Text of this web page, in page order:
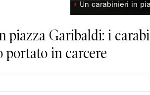
◗ Un carabinieri in
piazza Garibaldi: i
portato in carcere